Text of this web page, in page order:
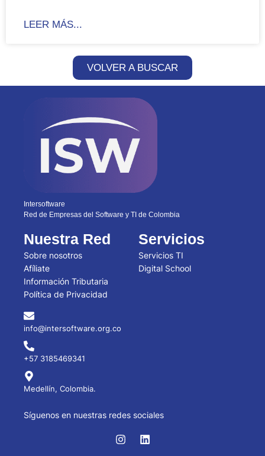
LEER MÁS...
VOLVER A BUSCAR
Intersoftware
Red de Empresas del Software y TI de Colombia
Nuestra Red
Sobre nosotros
Afíliate
Información Tributaria
Política de Privacidad
Servicios
Servicios TI
Digital School
info@intersoftware.org.co
+57 3185469341
Medellín, Colombia.
Síguenos en nuestras redes sociales